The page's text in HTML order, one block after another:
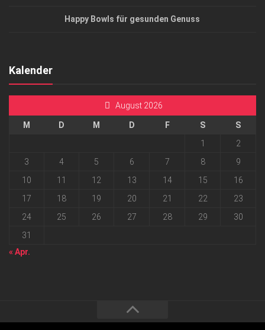
Happy Bowls für gesunden Genuss
Kalender
August 2026
M D M D F S
S
1
2
3
4 5 6 7 8
9
10
11 12 13 14 15
16
17
18 19 20 21 22
23
24
25 26 27 28 29
30
31
« Apr.